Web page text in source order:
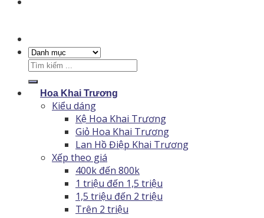
Tìm
kiếm:
Hoa Khai Trương
Kiểu dáng
Kệ Hoa Khai Trương
Giỏ Hoa Khai Trương
Lan Hồ Điệp Khai Trương
Xếp theo giá
400k đến 800k
1 triệu đến 1,5 triệu
1,5 triệu đến 2 triệu
Trên 2 triệu